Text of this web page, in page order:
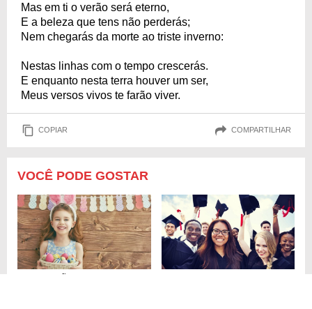
Mas em ti o verão será eterno,
E a beleza que tens não perderás;
Nem chegarás da morte ao triste inverno:
Nestas linhas com o tempo crescerás.
E enquanto nesta terra houver um ser,
Meus versos vivos te farão viver.
COPIAR COMPARTILHAR
VOCÊ PODE GOSTAR